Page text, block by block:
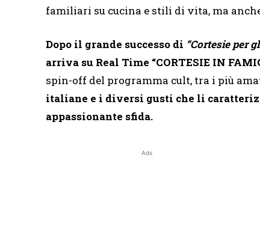
familiari su cucina e stili di vita, ma
Dopo il grande successo di “Cortesie per
arriva su Real Time “CORTESIE IN
spin-off del programma cult, tra i più
italiane e i diversi gusti che li
appassionante sfida.
Ads